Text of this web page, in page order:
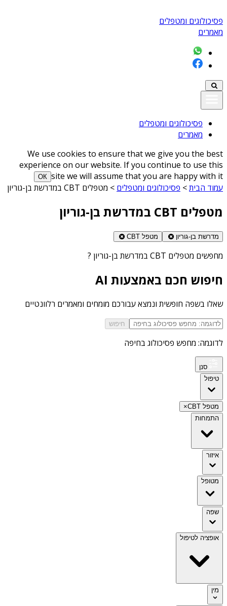
פסיכולוגים ומטפלים
מאמרים
פסיכולוגים ומטפלים
מאמרים
We use cookies to ensure that we give you the best
experience on our website. If you continue to use this
site we will assume that you are happy with it
ОК
עמוד הבית> פסיכולוגים ומטפלים > מטפלים CBT במדרשת בן-גוריון
מטפלים CBT במדרשת בן-גוריון
מדרשת בן-גוריון מטפל CBT
מחפשים מטפלים CBT במדרשת בן-גוריון ?
חיפוש חכם באמצעות AI
שאלו בשפה חופשית ונמצא עבורכם מומחים ומאמרים רלוונטיים
חיפוש
לדוגמה: מחפש פסיכולוג בחיפה
סנן
טיפול
מטפל CBT
×
התמחות
איזור
מטופל
שפה
אופציה לטיפול
מין